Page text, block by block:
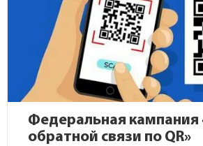
Федеральная кампания
обратной связи по QR»